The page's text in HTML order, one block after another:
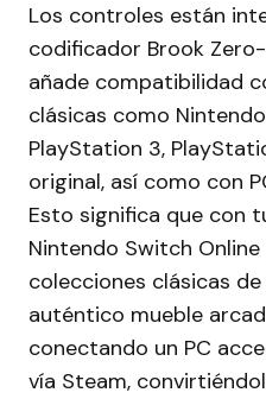
Los controles están
codificador Brook
añade compatibilidad
clásicas como
PlayStation 3,
original, así como con
Esto significa que con
Nintendo Switch
colecciones clásicas
auténtico mueble
conectando un PC
vía Steam,